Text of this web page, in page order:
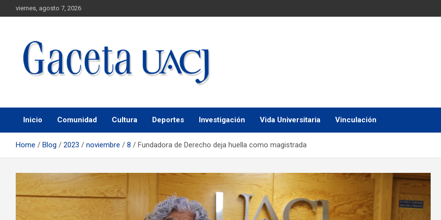
viernes, agosto 7, 2026
Gaceta UACJ
Inicio Comunidad Cultura Deportes Investigación Vida Universitaria Vinculación
Home Blog 2023 noviembre 8 Fundadora de Derecho deja huella como magistrada